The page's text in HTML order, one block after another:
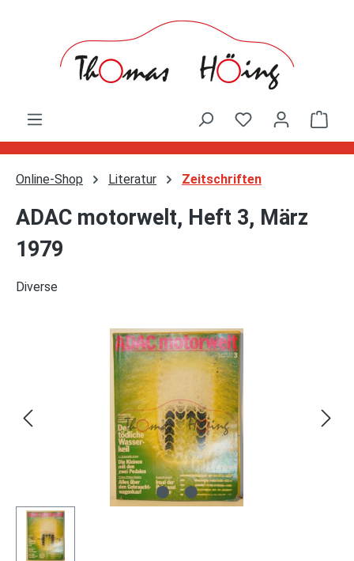
Online-Shop Literatur Zeitschriften
ADAC motorwelt, Heft 3, März
1979
Diverse
Bildergalerie überspringen